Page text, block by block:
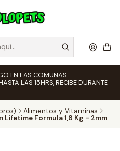
EN LAS COMUNAS
LAS 15HRS, RECIBE DURANTE
Alimentos y Vitaminas
Lifetime Formula 1,8 Kg - 2mm